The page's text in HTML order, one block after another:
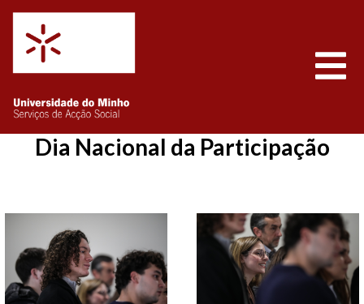
Saltar para o conteúdo
Dia Nacional da Participação